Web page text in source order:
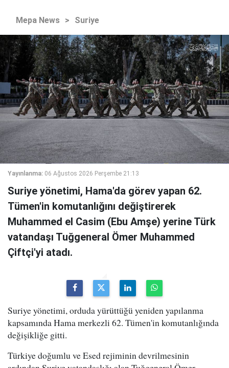
Mepa News > Suriye
Yayınlanma: 06 Ağustos 2026 Perşembe 21:13
Suriye yönetimi, Hama'da görev yapan 62.
Tümen'in komutanlığını değiştirerek
Muhammed el Casim (Ebu Amşe) yerine Türk
vatandaşı Tuğgeneral Ömer Muhammed
Çiftçi'yi atadı.
Suriye yönetimi, orduda yürüttüğü yeniden yapılanma
kapsamında Hama merkezli 62. Tümen'in komutanlığında
değişikliğe gitti.
Türkiye doğumlu ve Esed rejiminin devrilmesinin